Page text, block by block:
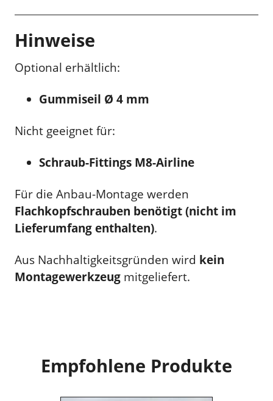
Hinweise
Optional erhältlich:
Gummiseil Ø 4 mm
Nicht geeignet für:
Schraub-Fittings M8-Airline
Für die Anbau-Montage werden
Flachkopfschrauben benötigt (nicht im
Lieferumfang enthalten).
Aus Nachhaltigkeitsgründen wird kein
Montagewerkzeug mitgeliefert.
Empfohlene Produkte